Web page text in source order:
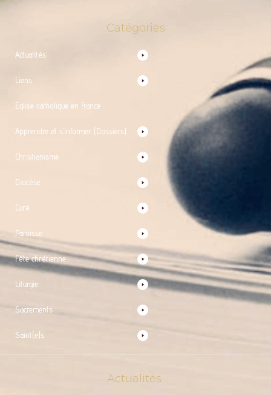
Catégories
Actualités
Liens
Église catholique en France
Apprendre et s’informer (Dossiers)
Christianisme
Diocèse
Curé
Paroisse
Fête chrétienne
Liturgie
Sacrements
Saint(e)s
Actualités